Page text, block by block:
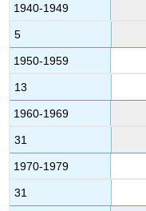
1940-1949
5
1950-1959
13
1960-1969
31
1970-1979
31